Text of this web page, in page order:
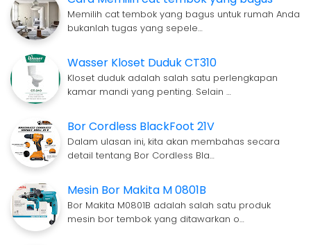
Memilih cat tembok yang bagus untuk rumah Anda
bukanlah tugas yang sepele…
Wasser Kloset Duduk CT310
Kloset duduk adalah salah satu perlengkapan
kamar mandi yang penting. Selain …
Bor Cordless BlackFoot 21V
Dalam ulasan ini, kita akan membahas secara
detail tentang Bor Cordless Bla…
Mesin Bor Makita M 0801B
Bor Makita M0801B adalah salah satu produk
mesin bor tembok yang ditawarkan o…